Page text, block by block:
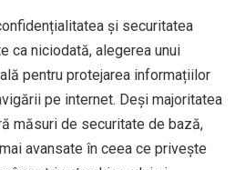
și securitatea
ca niciodată, alegerea unui
pentru protejarea informațiilor
pe internet. Deși majoritatea
măsuri de securitate de bază,
avansate în ceea ce privește